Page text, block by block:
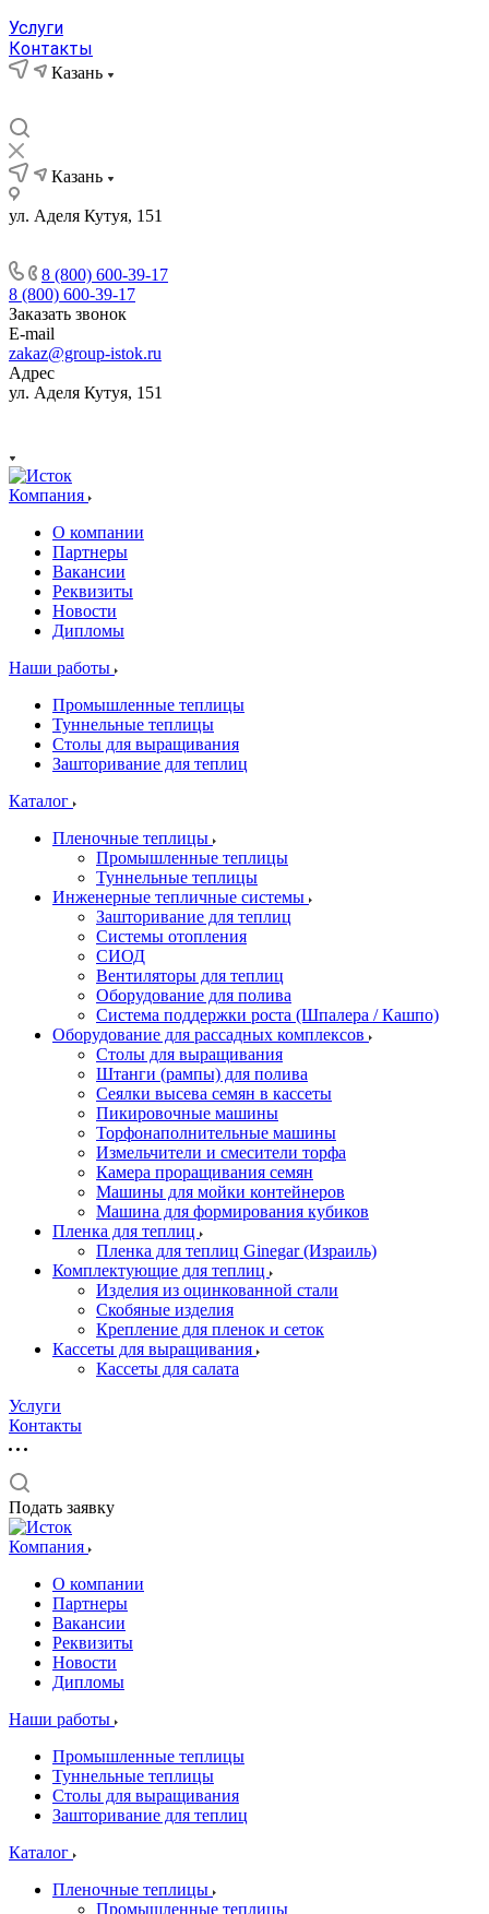
Услуги
Контакты
Казань
Казань
ул. Аделя Кутуя, 151
8 (800) 600-39-17
8 (800) 600-39-17
Заказать звонок
E-mail
zakaz@group-istok.ru
Адрес
ул. Аделя Кутуя, 151
Компания
О компании
Партнеры
Вакансии
Реквизиты
Новости
Дипломы
Наши работы
Промышленные теплицы
Туннельные теплицы
Столы для выращивания
Зашторивание для теплиц
Каталог
Пленочные теплицы
Промышленные теплицы
Туннельные теплицы
Инженерные тепличные системы
Зашторивание для теплиц
Системы отопления
СИОД
Вентиляторы для теплиц
Оборудование для полива
Система поддержки роста (Шпалера / Кашпо)
Оборудование для рассадных комплексов
Столы для выращивания
Штанги (рампы) для полива
Сеялки высева семян в кассеты
Пикировочные машины
Торфонаполнительные машины
Измельчители и смесители торфа
Камера проращивания семян
Машины для мойки контейнеров
Машина для формирования кубиков
Пленка для теплиц
Пленка для теплиц Ginegar (Израиль)
Комплектующие для теплиц
Изделия из оцинкованной стали
Скобяные изделия
Крепление для пленок и сеток
Кассеты для выращивания
Кассеты для салата
Услуги
Контакты
Подать заявку
Компания
О компании
Партнеры
Вакансии
Реквизиты
Новости
Дипломы
Наши работы
Промышленные теплицы
Туннельные теплицы
Столы для выращивания
Зашторивание для теплиц
Каталог
Пленочные теплицы
Промышленные теплицы